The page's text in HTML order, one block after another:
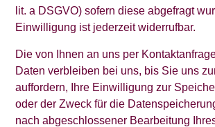
lit. a DSGVO) sofern diese abgefragt
Einwilligung ist jederzeit widerrufbar.
Die von Ihnen an uns per
Daten verbleiben bei uns, bis Sie uns
auffordern, Ihre Einwilligung zur
oder der Zweck für die
nach abgeschlossener Bearbeitung